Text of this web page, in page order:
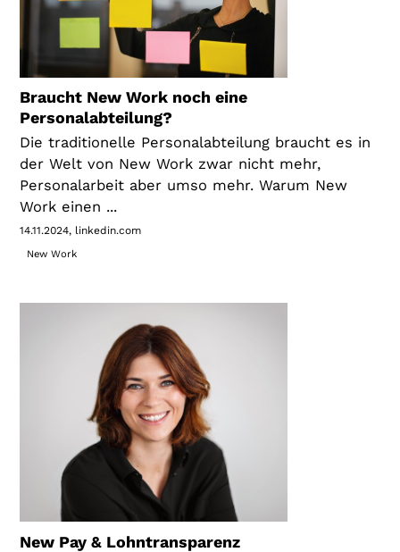
Braucht New Work noch eine
Personalabteilung?
Die traditionelle Personalabteilung braucht es in
der Welt von New Work zwar nicht mehr,
Personalarbeit aber umso mehr. Warum New
Work einen ...
14.11.2024 linkedin.com
New Work
New Pay & Lohntransparenz